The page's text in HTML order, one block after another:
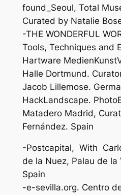
found_Seoul, Total
Curated by Natalie
-THE WONDERFUL
Tools, Techniques and
Hartware
Halle Dortmund.
Jacob Lillemose.
HackLandscape.
Matadero Madrid,
Fernández. Spain
-Postcapital, With
de la Nuez, Palau de la
Spain
-e-sevilla.org. Centro